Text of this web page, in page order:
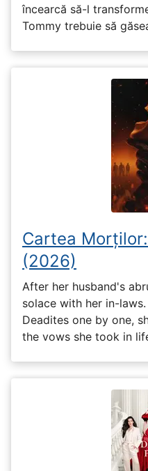
încearcă să-l
Tommy trebuie să
Cartea
(2026)
After her husband's
solace with her in-
Deadites one by one,
the vows she took in